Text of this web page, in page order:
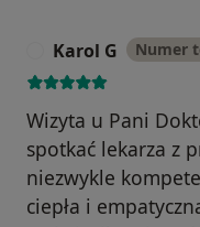
Karol G Numer
Wizyta u Pani
spotkać lekarza z
niezwykle
ciepła i